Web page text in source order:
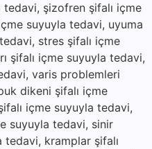
tedavi, şizofren şifalı içme
suyuyla tedavi, uyuma
stres şifalı içme
şifalı içme suyuyla tedavi,
varis problemleri
dikeni şifalı içme
içme suyuyla tedavi,
suyuyla tedavi, sinir
tedavi, kramplar şifalı